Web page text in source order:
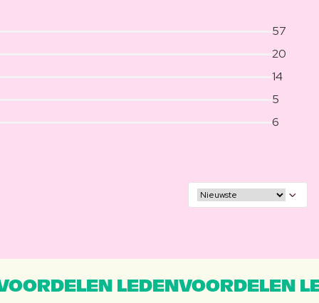
57
20
14
5
6